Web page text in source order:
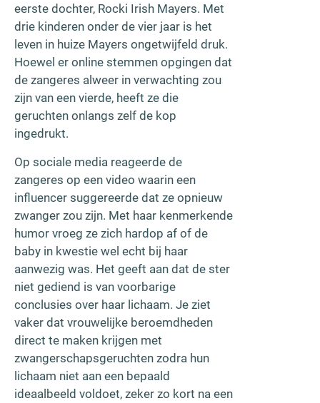
eerste dochter, Rocki Irish Mayers. Met
drie kinderen onder de vier jaar is het
leven in huize Mayers ongetwijfeld druk.
Hoewel er online stemmen opgingen dat
de zangeres alweer in verwachting zou
zijn van een vierde, heeft ze die
geruchten onlangs zelf de kop
ingedrukt.
Op sociale media reageerde de
zangeres op een video waarin een
influencer suggereerde dat ze opnieuw
zwanger zou zijn. Met haar kenmerkende
humor vroeg ze zich hardop af of de
baby in kwestie wel echt bij haar
aanwezig was. Het geeft aan dat de ster
niet gediend is van voorbarige
conclusies over haar lichaam. Je ziet
vaker dat vrouwelijke beroemdheden
direct te maken krijgen met
zwangerschapsgeruchten zodra hun
lichaam niet aan een bepaald
ideaalbeeld voldoet, zeker zo kort na een